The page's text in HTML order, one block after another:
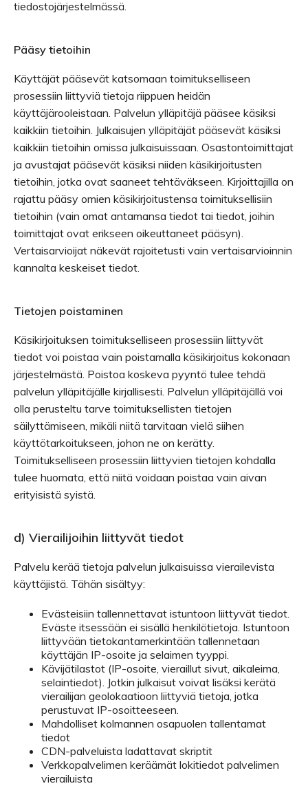
tiedostojärjestelmässä.
Pääsy tietoihin
Käyttäjät pääsevät katsomaan toimitukselliseen
prosessiin liittyviä tietoja riippuen heidän
käyttäjärooleistaan. Palvelun ylläpitäjä pääsee käsiksi
kaikkiin tietoihin. Julkaisujen ylläpitäjät pääsevät käsiksi
kaikkiin tietoihin omissa julkaisuissaan. Osastontoimittajat
ja avustajat pääsevät käsiksi niiden käsikirjoitusten
tietoihin, jotka ovat saaneet tehtäväkseen. Kirjoittajilla on
rajattu pääsy omien käsikirjoitustensa toimituksellisiin
tietoihin (vain omat antamansa tiedot tai tiedot, joihin
toimittajat ovat erikseen oikeuttaneet pääsyn).
Vertaisarvioijat näkevät rajoitetusti vain vertaisarvioinnin
kannalta keskeiset tiedot.
Tietojen poistaminen
Käsikirjoituksen toimitukselliseen prosessiin liittyvät
tiedot voi poistaa vain poistamalla käsikirjoitus kokonaan
järjestelmästä. Poistoa koskeva pyyntö tulee tehdä
palvelun ylläpitäjälle kirjallisesti. Palvelun ylläpitäjällä voi
olla perusteltu tarve toimituksellisten tietojen
säilyttämiseen, mikäli niitä tarvitaan vielä siihen
käyttötarkoitukseen, johon ne on kerätty.
Toimitukselliseen prosessiin liittyvien tietojen kohdalla
tulee huomata, että niitä voidaan poistaa vain aivan
erityisistä syistä.
d) Vierailijoihin liittyvät tiedot
Palvelu kerää tietoja palvelun julkaisuissa vierailevista
käyttäjistä. Tähän sisältyy:
Evästeisiin tallennettavat istuntoon liittyvät tiedot.
Eväste itsessään ei sisällä henkilötietoja. Istuntoon
liittyvään tietokantamerkintään tallennetaan
käyttäjän IP-osoite ja selaimen tyyppi.
Kävijätilastot (IP-osoite, vieraillut sivut, aikaleima,
selaintiedot). Jotkin julkaisut voivat lisäksi kerätä
vierailijan geolokaatioon liittyviä tietoja, jotka
perustuvat IP-osoitteeseen.
Mahdolliset kolmannen osapuolen tallentamat
tiedot
CDN-palveluista ladattavat skriptit
Verkkopalvelimen keräämät lokitiedot palvelimen
vierailuista